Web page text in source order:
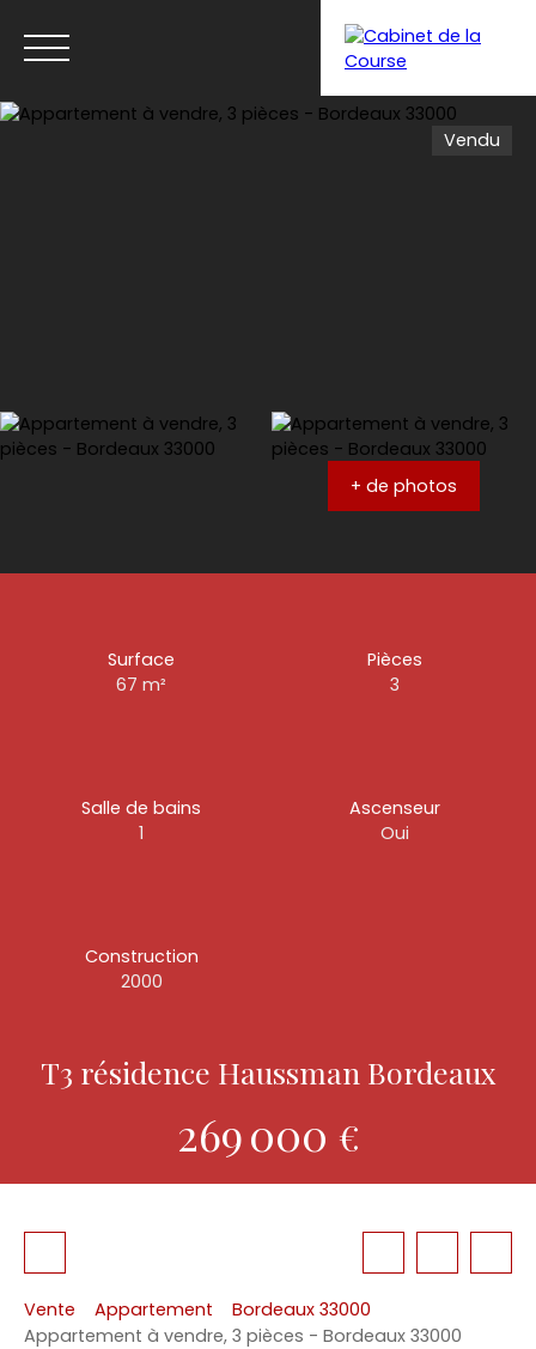
Vendu
+ de photos
Surface
67m²
Pièces
3
Salle de bains
1
Ascenseur
Oui
Construction
2000
T3 résidence Haussman Bordeaux
269 000 €
Vente Appartement
Bordeaux 33000
Appartement à vendre, 3 pièces - Bordeaux 33000